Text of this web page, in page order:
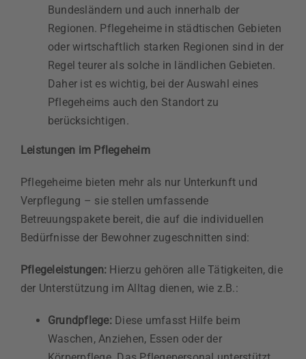
Bundesländern und auch innerhalb der
Regionen. Pflegeheime in städtischen Gebieten
oder wirtschaftlich starken Regionen sind in der
Regel teurer als solche in ländlichen Gebieten.
Daher ist es wichtig, bei der Auswahl eines
Pflegeheims auch den Standort zu
berücksichtigen.
Leistungen im Pflegeheim
Pflegeheime bieten mehr als nur Unterkunft und
Verpflegung – sie stellen umfassende
Betreuungspakete bereit, die auf die individuellen
Bedürfnisse der Bewohner zugeschnitten sind:
Pflegeleistungen: Hierzu gehören alle Tätigkeiten, die
der Unterstützung im Alltag dienen, wie z.B.:
Grundpflege:Diese umfasst Hilfe beim
Waschen, Anziehen, Essen oder der